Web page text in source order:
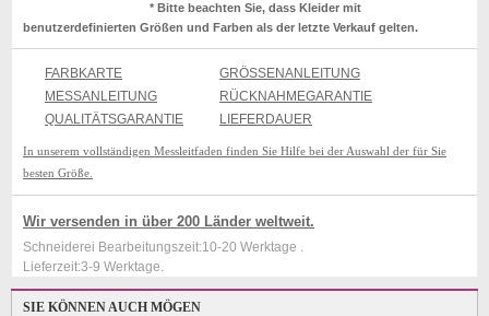
* Bitte beachten Sie, dass Kleider mit
benutzerdefinierten Größen und Farben als der letzte Verkauf gelten.
FARBKARTE
GRÖSSENANLEITUNG
MESSANLEITUNG
RÜCKNAHMEGARANTIE
QUALITÄTSGARANTIE
LIEFERDAUER
In unserem vollständigen Messleitfaden finden Sie Hilfe bei der Auswahl der für Sie
besten Größe.
Wir versenden in über 200 Länder weltweit.
Schneiderei Bearbeitungszeit:10-20 Werktage .
Lieferzeit:3-9 Werktage.
SIE KÖNNEN AUCH MÖGEN